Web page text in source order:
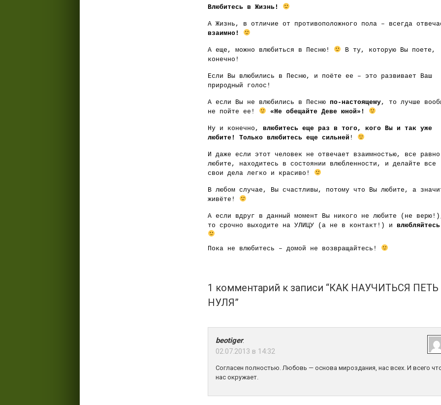
Влюбитесь в Жизнь!
А Жизнь, в отличие от противоположного пола – всегда
взаимно!
А еще, можно влюбиться в Песню!
В ту, которую Вы поете,
конечно!
Если Вы влюбились в Песню, и поёте ее – это развивает Ваш
природный голос!
А если Вы не влюбились в Песню по-настоящему, то лучше
не пойте ее!
«Не обещайте Деве юной»!
Ну и конечно, влюбитесь еще раз в того, кого Вы и так уже
любите! Только влюбитесь еще сильней !
И даже если этот человек не отвечает взаимностью, все равно
любите, находитесь в состоянии влюбленности, и делайте все
свои дела легко и красиво!
В любом случае, Вы счастливы, потому что Вы любите, а
живёте!
А если вдруг в данный момент Вы никого не любите (не
то срочно выходите на УЛИЦУ (а не в контакт!) и
Пока не влюбитесь – домой не возвращайтесь!
1 комментарий к записи “КАК НАУЧИТЬСЯ ПЕТЬ
НУЛЯ”
beotiger:
02.07.2013 в 14:32
Согласен полностью. Любовь — основа мироздания, нас всех. И всего
нас окружает.